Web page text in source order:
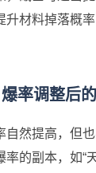
升材料掉落概
率调整后
自然提高，但
的副本，如“